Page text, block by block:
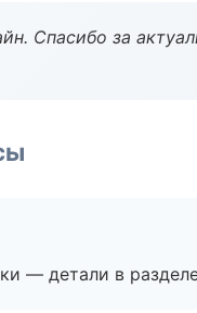
Спасибо за
— детали в